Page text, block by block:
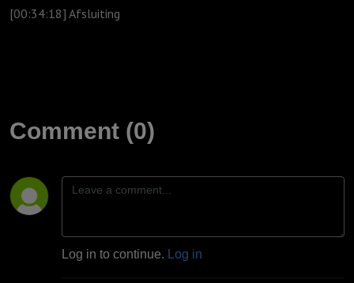
[00:34:18] Afsluiting
Comment (0)
Log in to continue. Log in